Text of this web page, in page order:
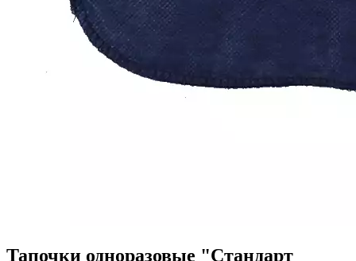
Тапочки одноразовые "Стандарт